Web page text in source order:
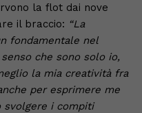
la flot dai nove
il braccio: “La
fondamentale nel
che sono solo io,
la mia creatività fra
per esprimere me
svolgere i compiti